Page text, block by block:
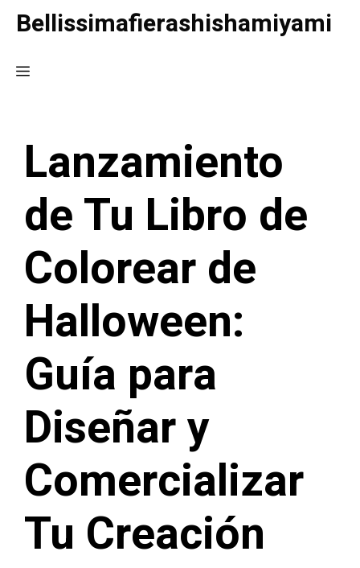
Saltar
contenido
Bellissimafierashishamiyami
Menú
Lanzamiento
de Tu Libro de
Colorear de
Halloween:
Guía para
Diseñar y
Comercializar
Tu Creación